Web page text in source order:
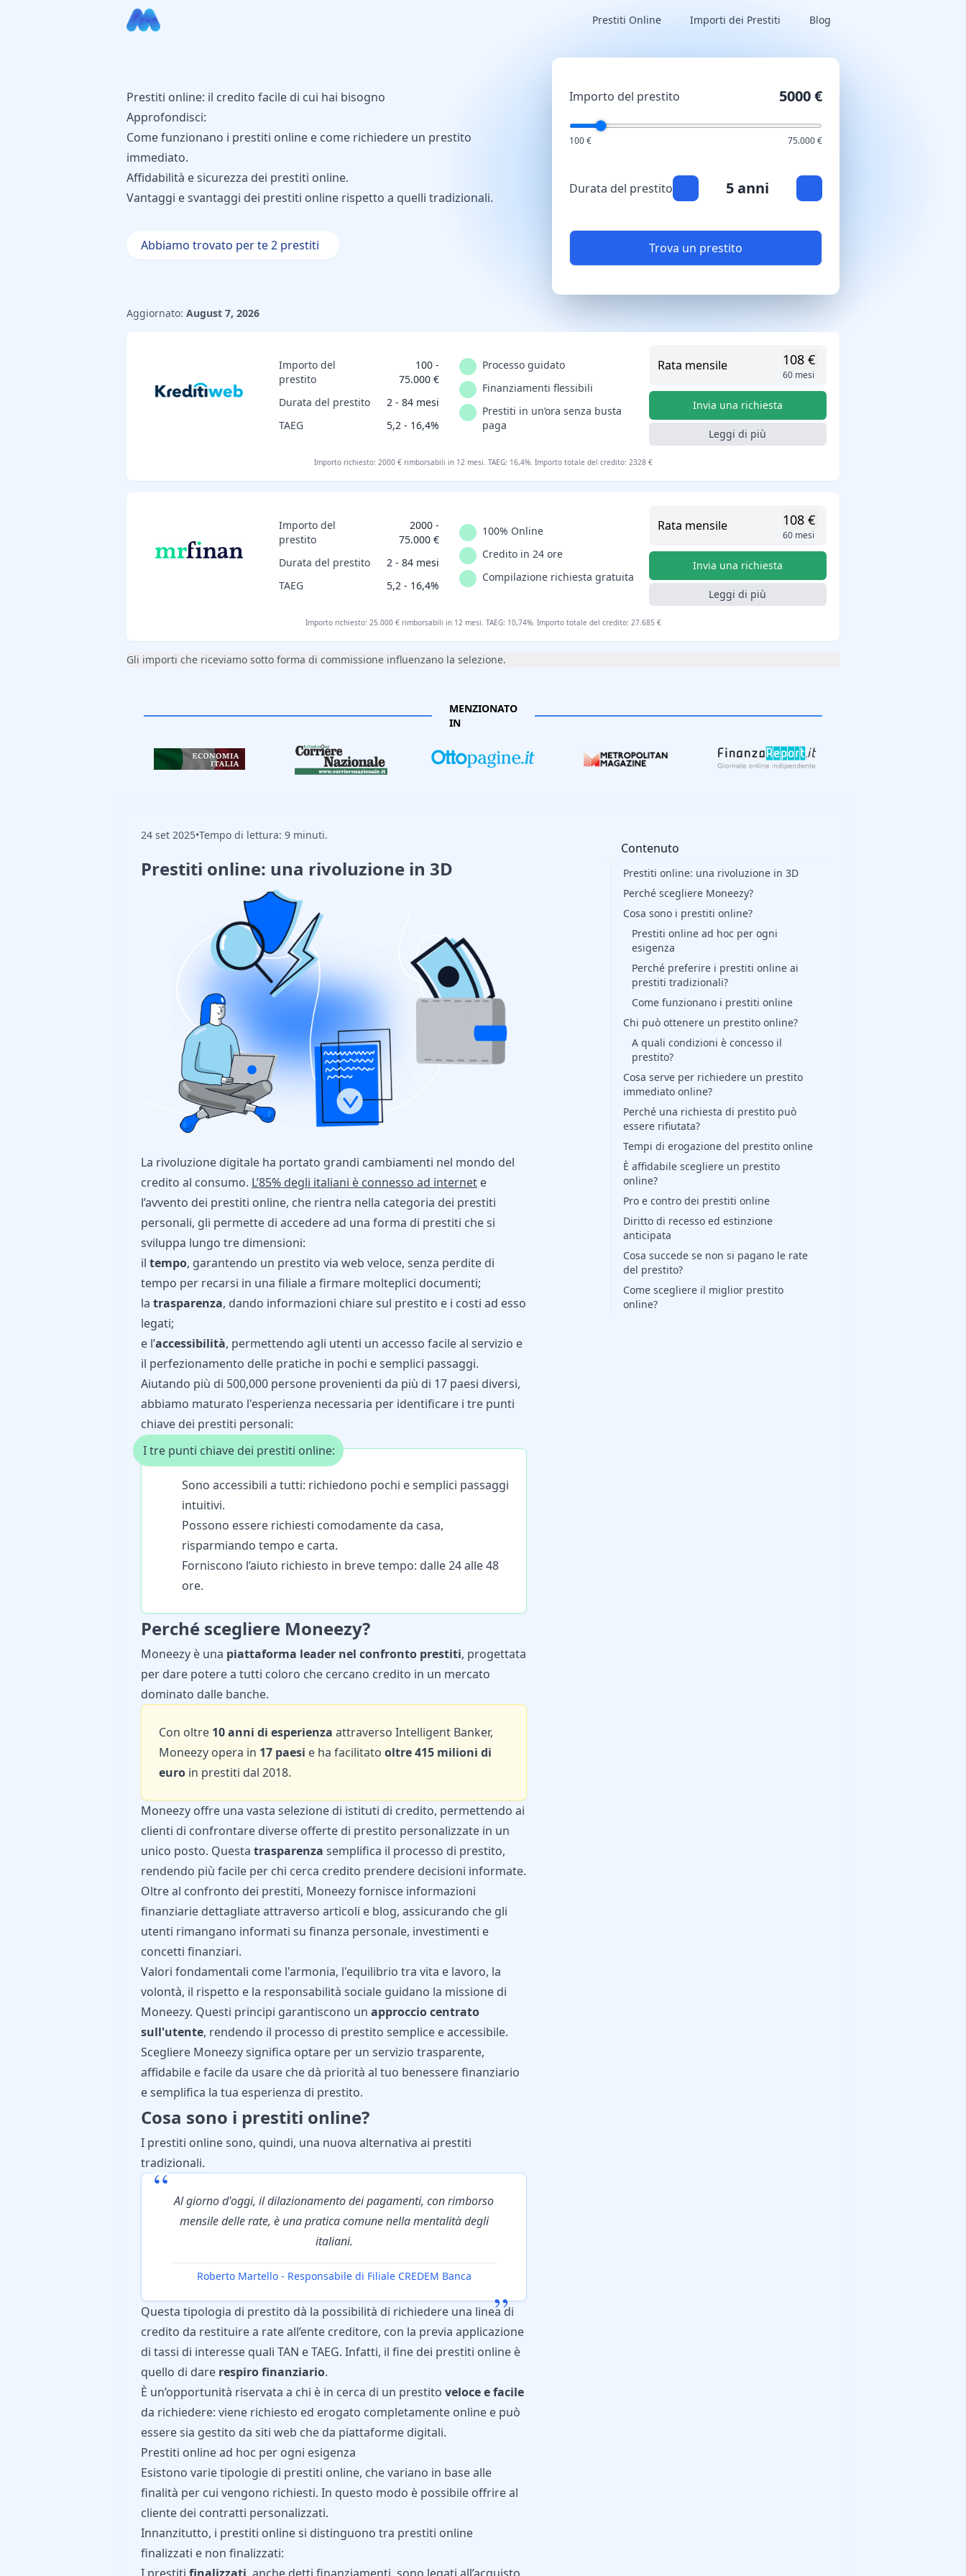
Prestiti Online Importi dei Prestiti Blog
Prestiti online: il credito facile di cui hai bisogno
Approfondisci:
Come funzionano i prestiti online e come richiedere un prestito
immediato.
Affidabilità e sicurezza dei prestiti online.
Vantaggi e svantaggi dei prestiti online rispetto a quelli tradizionali.
Abbiamo trovato per te 2 prestiti
Importo del prestito 5000 €
100 € 75.000 €
Durata del prestito 5 anni
Trova un prestito
Aggiornato: August 7, 2026
Importo del
prestito
100 -
75.000 €
Durata del prestito
2 - 84 mesi
TAEG
5,2 - 16,4%
Processo guidato
Finanziamenti flessibili
Prestiti in un’ora senza busta
paga
Rata mensile 108 €
60 mesi
Leggi di più
Invia una richiesta
Importo richiesto: 2000 € rimborsabili in 12 mesi. TAEG: 16,4%. Importo totale del credito: 2328 €
Importo del
prestito
2000 -
75.000 €
Durata del prestito
2 - 84 mesi
TAEG
5,2 - 16,4%
100% Online
Credito in 24 ore
Compilazione richiesta gratuita
Rata mensile 108 €
60 mesi
Leggi di più
Invia una richiesta
Importo richiesto: 25.000 € rimborsabili in 12 mesi. TAEG: 10,74%. Importo totale del credito: 27.685 €
Gli importi che riceviamo sotto forma di commissione influenzano la selezione.
MENZIONATO
IN
Contenuto
Prestiti online: una rivoluzione in 3D
Perché scegliere Moneezy?
Cosa sono i prestiti online?
Prestiti online ad hoc per ogni
esigenza
Perché preferire i prestiti online ai
prestiti tradizionali?
Come funzionano i prestiti online
Chi può ottenere un prestito online?
A quali condizioni è concesso il
prestito?
Cosa serve per richiedere un prestito
immediato online?
Perché una richiesta di prestito può
essere rifiutata?
Tempi di erogazione del prestito online
È affidabile scegliere un prestito
online?
Pro e contro dei prestiti online
Diritto di recesso ed estinzione
anticipata
Cosa succede se non si pagano le rate
del prestito?
Come scegliere il miglior prestito
online?
24 set 2025•Tempo di lettura: 9 minuti.
Prestiti online: una rivoluzione in 3D
La rivoluzione digitale ha portato grandi cambiamenti nel mondo del
credito al consumo. L’85% degli italiani è connesso ad internet e
l’avvento dei prestiti online, che rientra nella categoria dei prestiti
personali, gli permette di accedere ad una forma di prestiti che si
sviluppa lungo tre dimensioni:
il tempo, garantendo un prestito via web veloce, senza perdite di
tempo per recarsi in una filiale a firmare molteplici documenti;
la trasparenza, dando informazioni chiare sul prestito e i costi ad esso
legati;
e l’accessibilità, permettendo agli utenti un accesso facile al servizio e
il perfezionamento delle pratiche in pochi e semplici passaggi.
Aiutando più di 500,000 persone provenienti da più di 17 paesi diversi,
abbiamo maturato l'esperienza necessaria per identificare i tre punti
chiave dei prestiti personali:
I tre punti chiave dei prestiti online:
Sono accessibili a tutti: richiedono pochi e semplici passaggi
intuitivi.
Possono essere richiesti comodamente da casa,
risparmiando tempo e carta.
Forniscono l’aiuto richiesto in breve tempo: dalle 24 alle 48
ore.
Perché scegliere Moneezy?
Moneezy è una piattaforma leader nel confronto prestiti, progettata
per dare potere a tutti coloro che cercano credito in un mercato
dominato dalle banche.
Con oltre 10 anni di esperienza attraverso Intelligent Banker,
Moneezy opera in 17 paesi e ha facilitato oltre 415 milioni di
euro in prestiti dal 2018.
Moneezy offre una vasta selezione di istituti di credito, permettendo ai
clienti di confrontare diverse offerte di prestito personalizzate in un
unico posto. Questa trasparenza semplifica il processo di prestito,
rendendo più facile per chi cerca credito prendere decisioni informate.
Oltre al confronto dei prestiti, Moneezy fornisce informazioni
finanziarie dettagliate attraverso articoli e blog, assicurando che gli
utenti rimangano informati su finanza personale, investimenti e
concetti finanziari.
Valori fondamentali come l'armonia, l'equilibrio tra vita e lavoro, la
volontà, il rispetto e la responsabilità sociale guidano la missione di
Moneezy. Questi principi garantiscono un approccio centrato
sull'utente, rendendo il processo di prestito semplice e accessibile.
Scegliere Moneezy significa optare per un servizio trasparente,
affidabile e facile da usare che dà priorità al tuo benessere finanziario
e semplifica la tua esperienza di prestito.
Cosa sono i prestiti online?
I prestiti onlinesono, quindi, una nuova alternativa ai prestiti
tradizionali.
“ Al giorno d'oggi, il dilazionamento dei pagamenti, con rimborso
mensile delle rate, è una pratica comune nella mentalità degli
italiani.
Roberto Martello- Responsabile di Filiale CREDEM Banca
”
Questa tipologia di prestito dà la possibilità di richiedere una linea di
credito da restituire a rate all’ente creditore, con la previa applicazione
di tassi di interesse quali TAN e TAEG. Infatti, il fine dei prestiti online è
quello di dare respiro finanziario.
È un’opportunità riservata a chi è in cerca di un prestito veloce e facile
da richiedere: viene richiesto ed erogato completamente online e può
essere sia gestito da siti web che da piattaforme digitali.
Prestiti online ad hoc per ogni esigenza
Esistono varie tipologie di prestiti online, che variano in base alle
finalità per cui vengono richiesti. In questo modo è possibile offrire al
cliente dei contratti personalizzati.
Innanzitutto, i prestiti online si distinguono tra prestiti online
finalizzati e non finalizzati: